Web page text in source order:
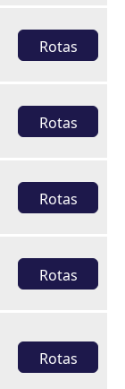
Rotas
Rotas
Rotas
Rotas
Rotas